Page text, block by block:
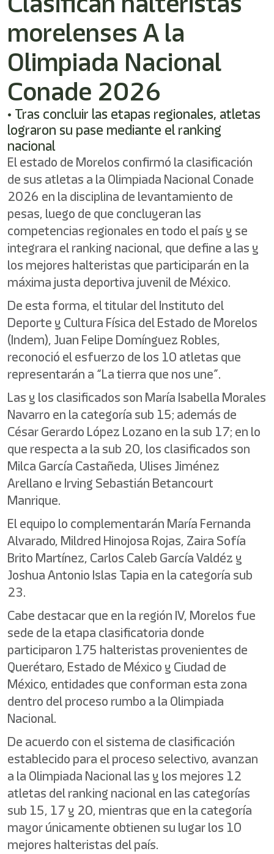
morelenses A la
Olimpiada Nacional
Conade 2026
• Tras concluir las etapas regionales, atletas
lograron su pase mediante el ranking
nacional
El estado de Morelos confirmó la clasificación
de sus atletas a la Olimpiada Nacional Conade
2026 en la disciplina de levantamiento de
pesas, luego de que concluyeran las
competencias regionales en todo el país y se
integrara el ranking nacional, que define a las y
los mejores halteristas que participarán en la
máxima justa deportiva juvenil de México.
De esta forma, el titular del Instituto del
Deporte y Cultura Física del Estado de Morelos
(Indem), Juan Felipe Domínguez Robles,
reconoció el esfuerzo de los 10 atletas que
representarán a “La tierra que nos une”.
Las y los clasificados son María Isabella Morales
Navarro en la categoría sub 15; además de
César Gerardo López Lozano en la sub 17; en lo
que respecta a la sub 20, los clasificados son
Milca García Castañeda, Ulises Jiménez
Arellano e Irving Sebastián Betancourt
Manrique.
El equipo lo complementarán María Fernanda
Alvarado, Mildred Hinojosa Rojas, Zaira Sofía
Brito Martínez, Carlos Caleb García Valdéz y
Joshua Antonio Islas Tapia en la categoría sub
23.
Cabe destacar que en la región IV, Morelos fue
sede de la etapa clasificatoria donde
participaron 175 halteristas provenientes de
Querétaro, Estado de México y Ciudad de
México, entidades que conforman esta zona
dentro del proceso rumbo a la Olimpiada
Nacional.
De acuerdo con el sistema de clasificación
establecido para el proceso selectivo, avanzan
a la Olimpiada Nacional las y los mejores 12
atletas del ranking nacional en las categorías
sub 15, 17 y 20, mientras que en la categoría
mayor únicamente obtienen su lugar los 10
mejores halteristas del país.